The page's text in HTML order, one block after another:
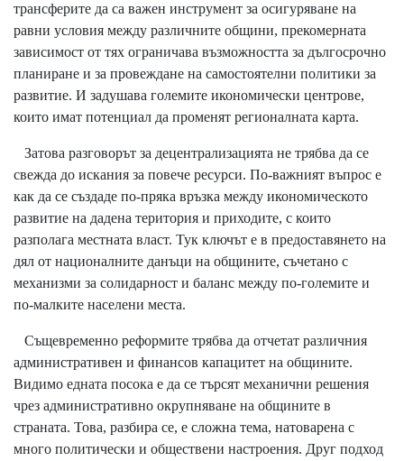
трансферите да са важен инструмент за осигуряване на
равни условия между различните общини, прекомерната
зависимост от тях ограничава възможността за дългосрочно
планиране и за провеждане на самостоятелни политики за
развитие. И задушава големите икономически центрове,
които имат потенциал да променят регионалната карта.
Затова разговорът за децентрализацията не трябва да се
свежда до искания за повече ресурси. По-важният въпрос е
как да се създаде по-пряка връзка между икономическото
развитие на дадена територия и приходите, с които
разполага местната власт. Тук ключът е в предоставянето на
дял от националните данъци на общините, съчетано с
механизми за солидарност и баланс между по-големите и
по-малките населени места.
Същевременно реформите трябва да отчетат различния
административен и финансов капацитет на общините.
Видимо едната посока е да се търсят механични решения
чрез административно окрупняване на общините в
страната. Това, разбира се, е сложна тема, натоварена с
много политически и обществени настроения. Друг подход